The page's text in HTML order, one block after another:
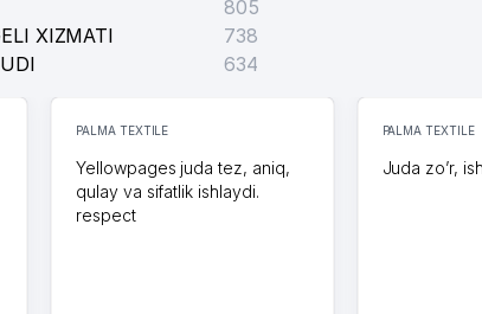
805
XIZMATI
738
634
PALMA TEXTILE
Yellowpages juda tez, aniq,
qulay va sifatlik ishlaydi.
respect
PALMA TEXTILE
Juda zo’r,